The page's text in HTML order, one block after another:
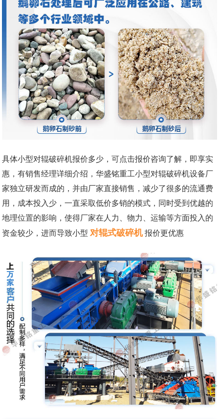
具体小型对辊破碎机报价多少，可点击报价咨询了解，即享实
惠，有销售经理详细介绍，华盛铭重工小型对辊破碎机设备厂
家独立研发而成的，并由厂家直接销售，减少了很多的流通费
用，成本投入少，一直采取低价多销的模式，同时受到优越的
地理位置的影响，使得厂家在人力、物力、运输等方面投入的
资金较少，进而导致小型 对辊式破碎机 报价更优惠